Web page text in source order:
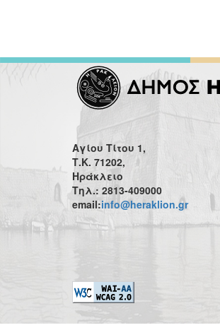
Αγίου Τίτου 1,
Τ.Κ. 71202,
Ηράκλειο
Τηλ.: 2813-409000
email:info@heraklion.gr